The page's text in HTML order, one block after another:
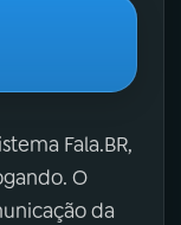
Fala.BR,
O
da